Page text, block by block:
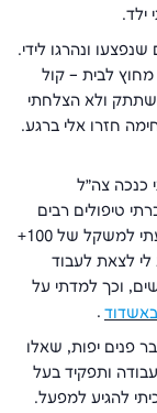
ילד.
ונהרגו לידי.
לבית – קול
ולא הצלחתי
חזרו אלי ברגע.
כנכה צה״ל
טיפולים רבים
בעיקר רגשיים, הביטחון העצמי שלי היה נמוך הגעתי למשקל של 100+
לי לצאת לעבוד
וכך למדתי על
.
פנים יפות, שאלו
עבודה ותפקיד בעל
להגיע למפעל.